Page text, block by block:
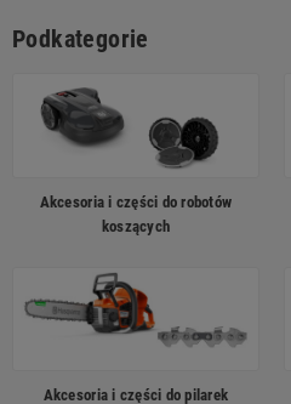
Podkategorie
Akcesoria i części do robotów
koszących
Akcesoria i części do pilarek